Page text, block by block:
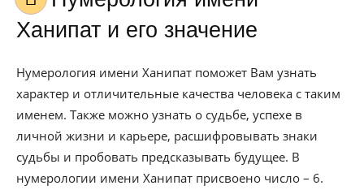
Ханипат и его значение
Нумерология имени Ханипат поможет Вам узнать
характер и отличительные качества человека с таким
именем. Также можно узнать о судьбе, успехе в
личной жизни и карьере, расшифровывать знаки
судьбы и пробовать предсказывать будущее. В
нумерологии имени Ханипат присвоено число – 6.